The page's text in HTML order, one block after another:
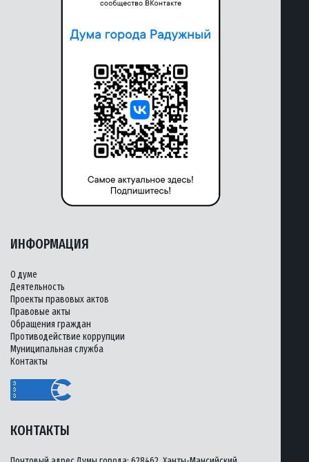
КОНТАКТЫ
ИНФОРМАЦИЯ
О думе
Деятельность
Проекты правовых актов
Правовые акты
Обращения граждан
Противодействие коррупции
Муниципальная служба
Контакты